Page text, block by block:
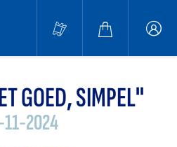
GOED, SIMPEL"
2024